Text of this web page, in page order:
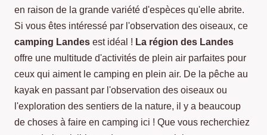
en raison de la grande variété d'espèces qu'elle abrite.
Si vous êtes intéressé par l'observation des oiseaux, ce
camping Landes est idéal ! La région des Landes
offre une multitude d'activités de plein air parfaites pour
ceux qui aiment le camping en plein air. De la pêche au
kayak en passant par l'observation des oiseaux ou
l'exploration des sentiers de la nature, il y a beaucoup
de choses à faire en camping ici ! Que vous recherchiez